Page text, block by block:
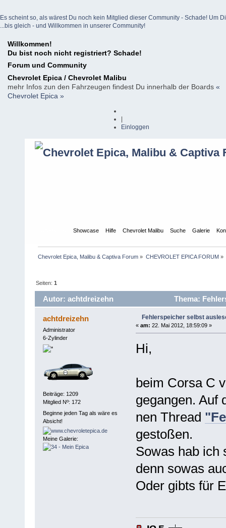
Es scheint so, als wärest Du noch kein Mitglied dieser Community - Schade! Um
...bis gleich - und Willkommen in unserer Community!
Willkommen!
Du bist noch nicht registriert? Schade!
Forum und Community
Chevrolet Epica / Chevrolet Malibu
mehr Infos zun den Fahrzeugen findest Du innerhalb der Boards «
Chevrolet Epica »
Einloggen
Showcase Hilfe Chevrolet Malibu Suche Galerie
Chevrolet Epica, Malibu & Captiva Forum » CHEVROLET EPICA FORUM»
Seiten:1
Autor: achtdreizehn Thema:
achtdreizehn
Administrator
6-Zylinder
Beiträge: 1209
Mitglied Nº: 172
Beginne jeden Tag als wäre es
Absicht!
Meine Galerie:
Fehlerspeicher selbst
« am: 22. Mai 2012, 18:59:09 »
Hi,
beim Corsa C
gegangen. Auf
nen Thread
gestoßen.
Sowas hab ich
denn sowas
Oder gibts für